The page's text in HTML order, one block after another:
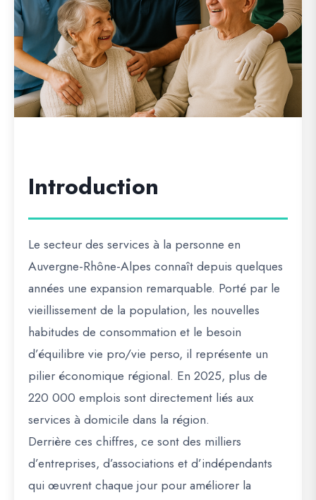
Introduction
Le secteur des services à la personne en
Auvergne-Rhône-Alpes connaît depuis quelques
années une expansion remarquable. Porté par le
vieillissement de la population, les nouvelles
habitudes de consommation et le besoin
d’équilibre vie pro/vie perso, il représente un
pilier économique régional. En 2025, plus de
220 000 emplois sont directement liés aux
services à domicile dans la région.
Derrière ces chiffres, ce sont des milliers
d’entreprises, d’associations et d’indépendants
qui œuvrent chaque jour pour améliorer la